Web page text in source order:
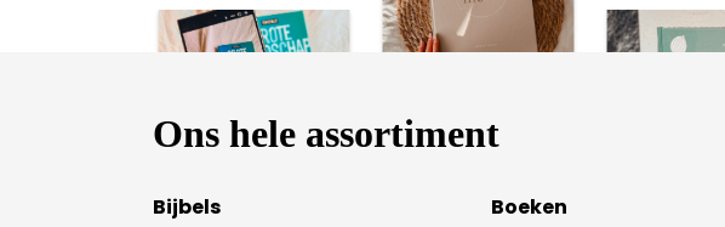
Ons hele assortiment
Bijbels
Boeken